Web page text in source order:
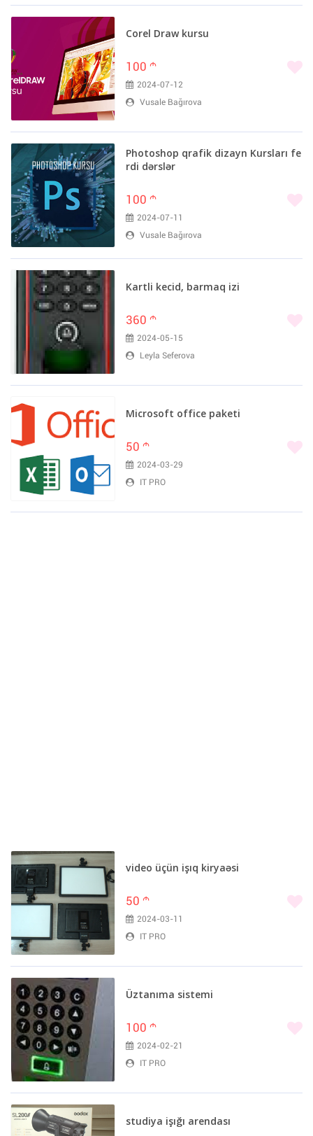
Corel Draw kursu
100 m
2024-07-12
Vusale Bağırova
Photoshop qrafik dizayn Kursları fe
rdi dərslər
100 m
2024-07-11
Vusale Bağırova
Kartli kecid, barmaq izi
360 m
2024-05-15
Leyla Seferova
Microsoft office paketi
50 m
2024-03-29
IT PRO
video üçün işıq kiryaəsi
50 m
2024-03-11
IT PRO
Üztanıma sistemi
100 m
2024-02-21
IT PRO
studiya işığı arendası